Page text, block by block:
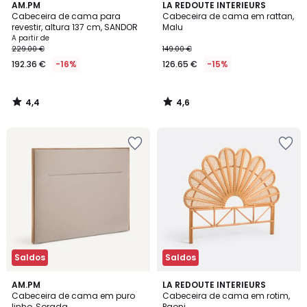
AM.PM
Cabeceira de cama para
revestir, altura 137 cm, SANDOR
A partir de
229.00 €
192.36 € -16%
4,4
/ 5
4,4
/
LA REDOUTE INTERIEURS
Cabeceira de cama em rattan,
Malu
149.00 €
126.65 € -15%
4,6
/ 5
4,6
/
Saldos
AM.PM
Cabeceira de cama em puro
4,8
/ 5
Saldos
LA REDOUTE INTERIEURS
Cabeceira de cama em rotim,
4,8
/ 5